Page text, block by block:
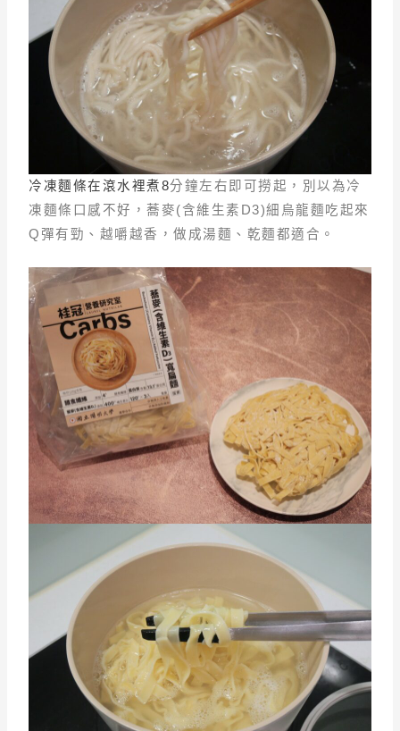
冷凍麵條在滾水裡煮8分鐘左右即可撈起，別以為冷
凍麵條口感不好，蕎麥(含維生素D3)細烏龍麵吃起來
Q彈有勁、越嚼越香，做成湯麵、乾麵都適合。